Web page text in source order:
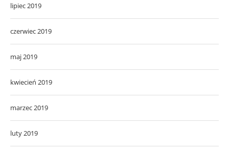
lipiec 2019
czerwiec 2019
maj 2019
kwiecień 2019
marzec 2019
luty 2019